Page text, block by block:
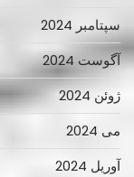
سپتامبر 2024
آگوست 2024
ژوئن 2024
می 2024
آوریل 2024